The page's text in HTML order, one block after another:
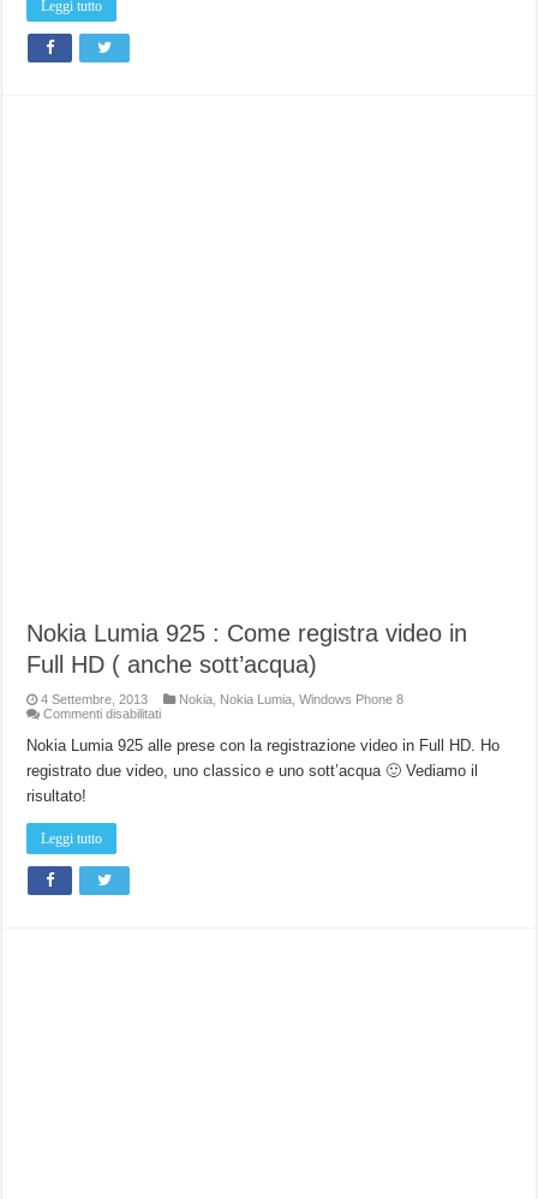
Leggi tutto
Nokia Lumia 925 : Come registra video in
Full HD ( anche sott’acqua)
4 Settembre, 2013 Nokia Nokia Lumia ,Windows Phone 8
Commenti disabilitatisu
Lumia
925
:
Nokia Lumia 925 alle prese con la registrazione video in Full HD. Ho
registrato due video, uno classico e uno sott’acqua 🙂 Vediamo il
risultato!
Leggi tutto